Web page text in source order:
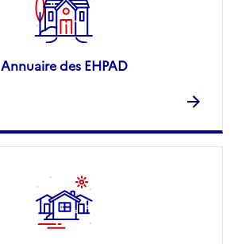
Annuaire des EHPAD